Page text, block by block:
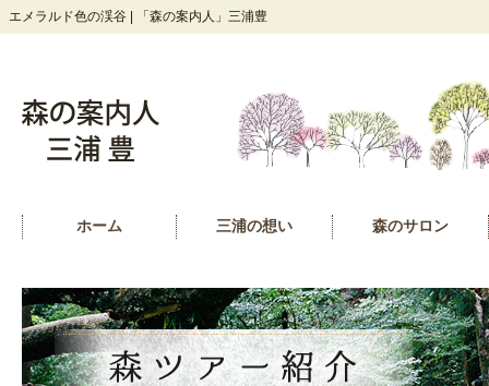
エメラルド色の渓谷 | 「森の案内人」三浦豊
ホーム 三浦の想い 森のサロン